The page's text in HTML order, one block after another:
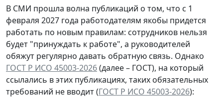
В СМИ прошла волна публикаций о том, что с 1
февраля 2027 года работодателям якобы придется
работать по новым правилам: сотрудников нельзя
будет "принуждать к работе", а руководителей
обяжут регулярно давать обратную связь. Однако
ГОСТ Р ИСО 45003-2026(далее – ГОСТ), на который
ссылались в этих публикациях, таких обязательных
требований не вводит (ГОСТ Р ИСО 45003-2026):